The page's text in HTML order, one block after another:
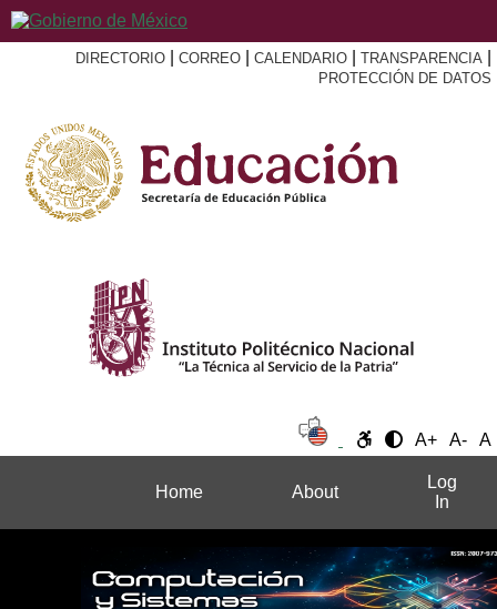
DIRECTORIO CORREO CALENDARIO TRANSPARENCIA
PROTECCIÓN DE DATOS
A+ A- A
Home About
Log
In